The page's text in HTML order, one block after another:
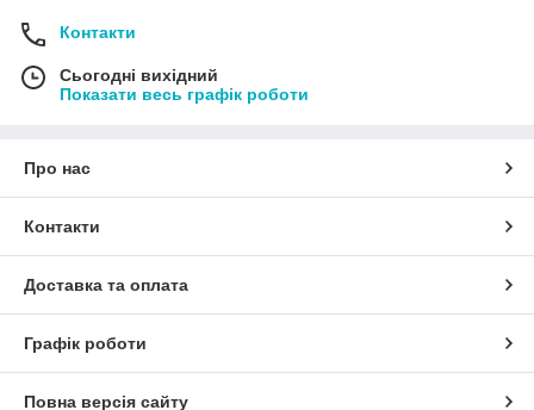
Контакти
Сьогодні вихідний
Показати весь графік роботи
Про нас
Контакти
Доставка та оплата
Графік роботи
Повна версія сайту